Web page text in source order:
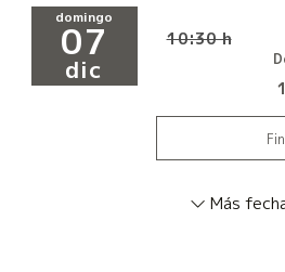
domingo
07
dic
10:30 h
Más